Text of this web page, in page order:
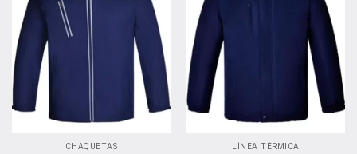
CHAQUETAS LÍNEA TÉRMICA